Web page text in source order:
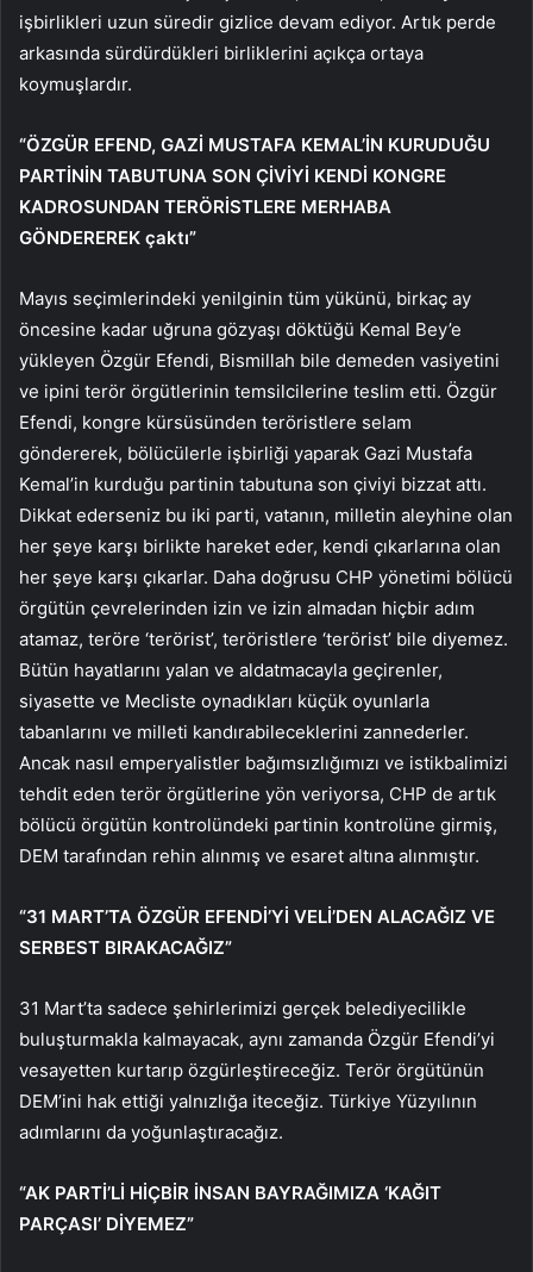
işbirlikleri uzun süredir gizlice devam ediyor. Artık perde
arkasında sürdürdükleri birliklerini açıkça ortaya
koymuşlardır.
“ÖZGÜR EFEND, GAZİ MUSTAFA KEMAL’İN KURUDUĞU
PARTİNİN TABUTUNA SON ÇİVİYİ KENDİ KONGRE
KADROSUNDAN TERÖRİSTLERE MERHABA
GÖNDEREREK çaktı”
Mayıs seçimlerindeki yenilginin tüm yükünü, birkaç ay
öncesine kadar uğruna gözyaşı döktüğü Kemal Bey’e
yükleyen Özgür Efendi, Bismillah bile demeden vasiyetini
ve ipini terör örgütlerinin temsilcilerine teslim etti. Özgür
Efendi, kongre kürsüsünden teröristlere selam
göndererek, bölücülerle işbirliği yaparak Gazi Mustafa
Kemal’in kurduğu partinin tabutuna son çiviyi bizzat attı.
Dikkat ederseniz bu iki parti, vatanın, milletin aleyhine olan
her şeye karşı birlikte hareket eder, kendi çıkarlarına olan
her şeye karşı çıkarlar. Daha doğrusu CHP yönetimi bölücü
örgütün çevrelerinden izin ve izin almadan hiçbir adım
atamaz, teröre ‘terörist’, teröristlere ‘terörist’ bile diyemez.
Bütün hayatlarını yalan ve aldatmacayla geçirenler,
siyasette ve Mecliste oynadıkları küçük oyunlarla
tabanlarını ve milleti kandırabileceklerini zannederler.
Ancak nasıl emperyalistler bağımsızlığımızı ve istikbalimizi
tehdit eden terör örgütlerine yön veriyorsa, CHP de artık
bölücü örgütün kontrolündeki partinin kontrolüne girmiş,
DEM tarafından rehin alınmış ve esaret altına alınmıştır.
“31 MART’TA ÖZGÜR EFENDİ’Yİ VELİ’DEN ALACAĞIZ VE
SERBEST BIRAKACAĞIZ”
31 Mart’ta sadece şehirlerimizi gerçek belediyecilikle
buluşturmakla kalmayacak, aynı zamanda Özgür Efendi’yi
vesayetten kurtarıp özgürleştireceğiz. Terör örgütünün
DEM’ini hak ettiği yalnızlığa iteceğiz. Türkiye Yüzyılının
adımlarını da yoğunlaştıracağız.
“AK PARTİ’Lİ HİÇBİR İNSAN BAYRAĞIMIZA ‘KAĞIT
PARÇASI’ DİYEMEZ”